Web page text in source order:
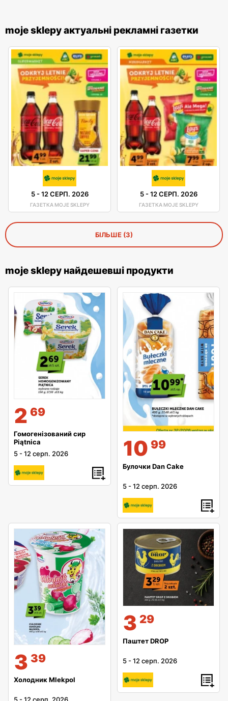
moje sklepy актуальні рекламні газетки
5-12 СЕРП. 2026
ГАЗЕТКА MOJE SKLEPY
5-12 СЕРП. 2026
ГАЗЕТКА MOJE SKLEPY
БІЛЬШЕ (3)
moje sklepy найдешевші продукти
2 69
Гомогенізований сир
Piątnica
5 -12 серп. 2026 10 99
Булочки Dan Cake
5 -12 серп. 2026
3 39
Холодник Mlekpol
3 29
Паштет DROP
5 -12 серп. 2026